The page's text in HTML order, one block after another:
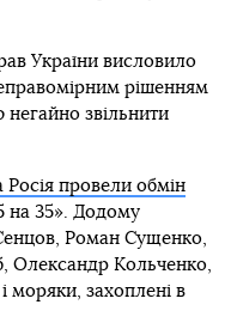
України висловило
рішенням
звільнити
Росія провели обмін
35». Додому
Роман Сущенко,
Олександр Кольченко,
моряки, захоплені в